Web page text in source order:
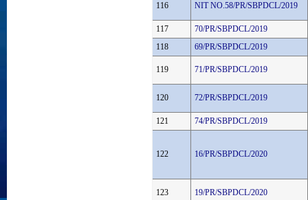
116 NIT NO.58/PR/SBPDCL/2019
117
70/PR/SBPDCL/2019
118
69/PR/SBPDCL/2019
119 71/PR/SBPDCL/2019
120 72/PR/SBPDCL/2019
121 74/PR/SBPDCL/2019
122 16/PR/SBPDCL/2020
123 19/PR/SBPDCL/2020